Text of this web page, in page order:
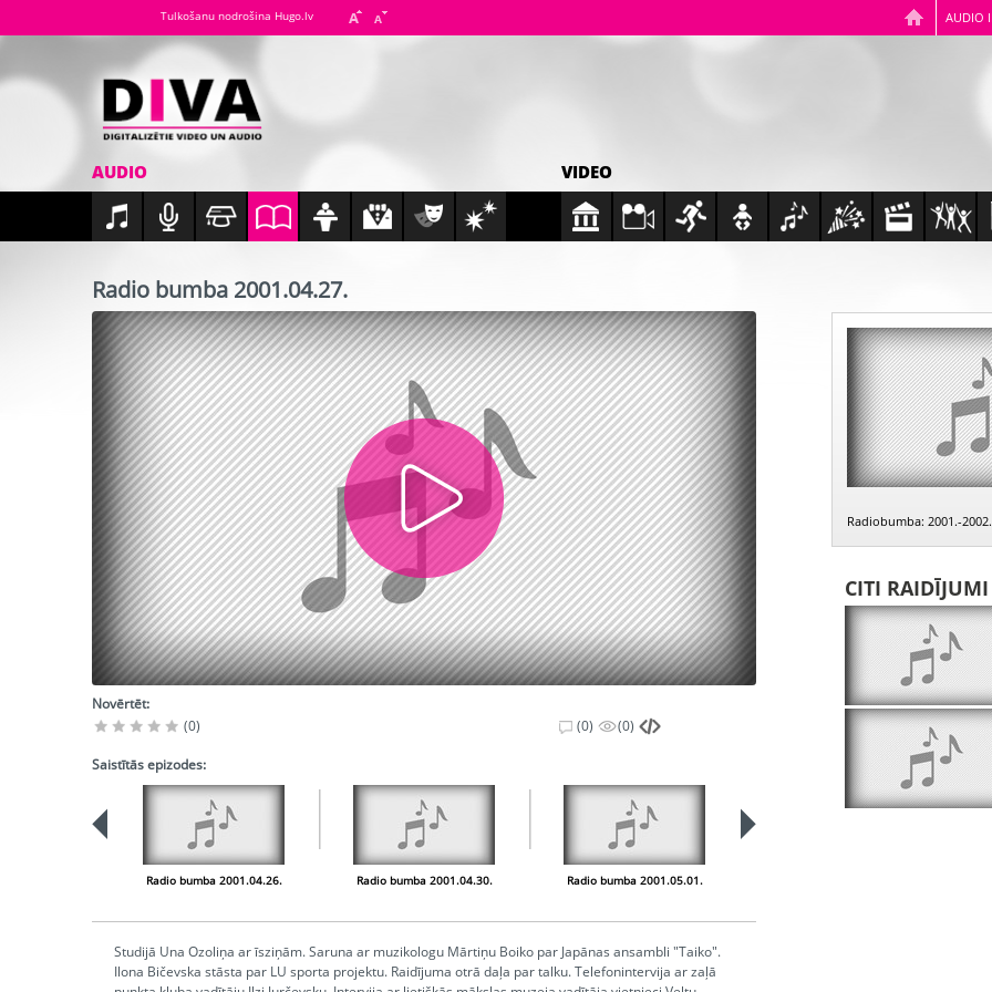
AUDIO
Tulkošanu nodrošina Hugo.lv
AUDIO VIDEO
Radio bumba 2001.04.27.
Novērtēt:
(0)
(0) (0)
Saistītās epizodes:
Radio bumba 2001.04.26. Radio bumba 2001.04.30. Radio bumba 2001.05.01.
Studijā Una Ozoliņa ar īsziņām. Saruna ar muzikologu Mārtiņu Boiko par Japānas ansambli "Taiko".
Ilona Bičevska stāsta par LU sporta projektu. Raidījuma otrā daļa par talku. Telefonintervija ar zaļā
Radiobumba: 2001.-2002.
CITI